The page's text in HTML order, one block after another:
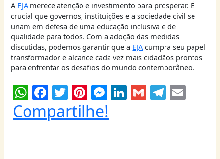
A EJAmerece atenção e investimento para prosperar. É
crucial que governos, instituições e a sociedade civil se
unam em defesa de uma educação inclusiva e de
qualidade para todos. Com a adoção das medidas
discutidas, podemos garantir que a EJAcumpra seu papel
transformador e alcance cada vez mais cidadãos prontos
para enfrentar os desafios do mundo contemporâneo.
W
h
at
F
a
c
T
w
itt
Pi
nt
er
M
ss
Li G T
Compartilhe!